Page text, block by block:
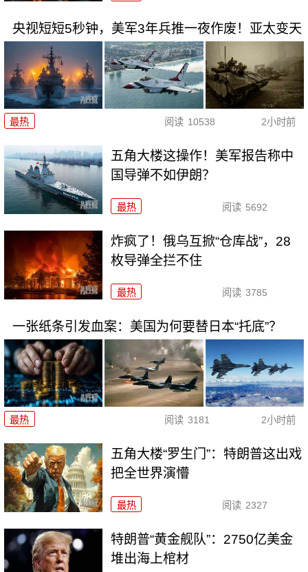
央视短短5秒钟，美军3年兵推一夜作废！亚太变天
最热 阅读 10538 2小时前
五角大楼这操作！美军报告称中
国导弹不如伊朗？
最热 阅读 5692
炸疯了！俄乌互掀“仓库战”，28
枚导弹全拦不住
最热 阅读 3785
一张纸条引发血案：美国为何要替日本“托底”？
最热 阅读 3181 2小时前
五角大楼“罗生门”：特朗普这出戏
把全世界演懵
最热 阅读 2327
特朗普“黄金舰队”：2750亿美金
堆出海上棺材